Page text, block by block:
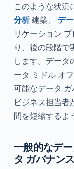
このような状況
分析建築、 デ
リケーション
り、後の段階で
します。データ
ータ ミドル オ
可能なデータ
ビジネス担当者
間を短縮するよ
一般的なデ
タ ガバナン